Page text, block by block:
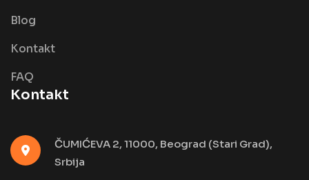
Blog
Kontakt
FAQ
Kontakt
ČUMIĆEVA 2, 11000, Beograd (Stari Grad),
Srbija